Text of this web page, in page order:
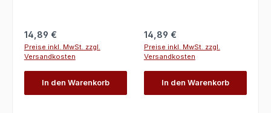
Regulärer Preis:
14,89 €
Preise inkl. MwSt. zzgl.
Versandkosten
In den Warenkorb
Regulärer Preis:
14,89 €
Preise inkl. MwSt. zzgl.
Versandkosten
In den Warenkorb